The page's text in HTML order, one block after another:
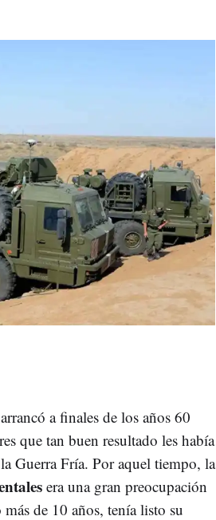
a finales de los años 60
que tan buen resultado les había
Guerra Fría. Por aquel tiempo, la
era una gran preocupación
de 10 años, tenía listo su